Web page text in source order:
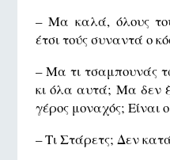
– Μα καλά, όλους
έτσι τούς συναντά ο
– Μα τι τσαμπουνάς
κι όλα αυτά; Μα δεν
γέρος μοναχός; Είναι
– Τι Στάρετς; Δεν